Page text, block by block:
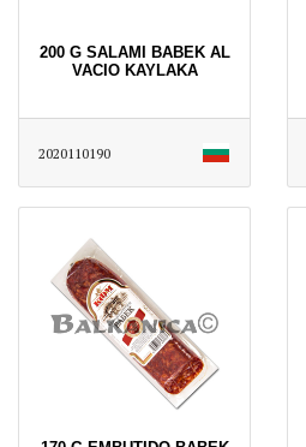
200 G SALAMI BABEK AL
VACIO KAYLAKA
2020110190